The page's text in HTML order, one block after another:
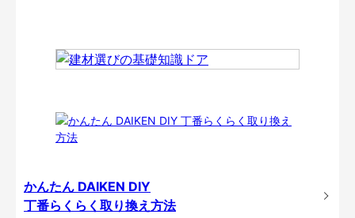
かんたん DAIKEN DIY
丁番らくらく取り換え方法